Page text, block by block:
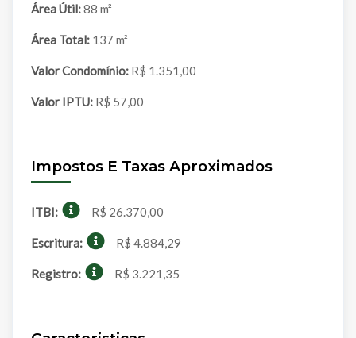
Área Útil: 88 m²
Área Total: 137 m²
Valor Condomínio: R$ 1.351,00
Valor IPTU: R$ 57,00
Impostos E Taxas Aproximados
ITBI: R$ 26.370,00
Escritura: R$ 4.884,29
Registro: R$ 3.221,35